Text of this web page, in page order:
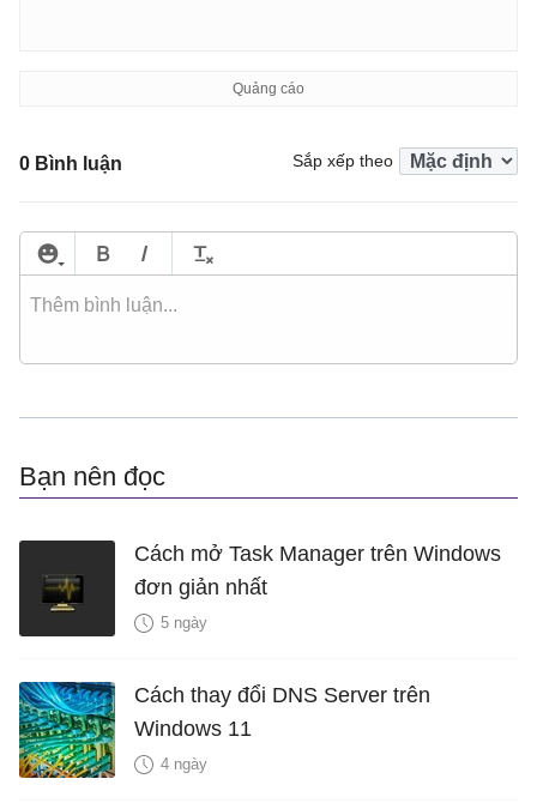
0 Bình luận Sắp xếp theo
Bạn nên đọc
Cách mở Task Manager trên Windows
đơn giản nhất
5 ngày
Cách thay đổi DNS Server trên
Windows 11
4 ngày